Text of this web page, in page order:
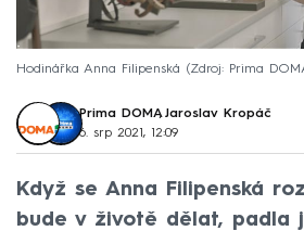
Hodinářka Anna Filipenská Zdroj: Prima
Prima DOMA, Jaroslav Kropáč
6. srp 2021, 12:09
Když se Anna Filipenská
bude v životě dělat, padla